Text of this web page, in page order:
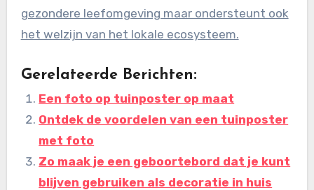
gezondere leefomgeving maar ondersteunt ook
het welzijn van het lokale ecosysteem.
Gerelateerde Berichten:
Een foto op tuinposter op maat
Ontdek de voordelen van een tuinposter
met foto
Zo maak je een geboortebord dat je kunt
blijven gebruiken als decoratie in huis